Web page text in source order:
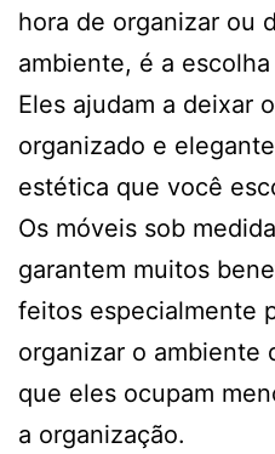
hora de organizar ou
ambiente, é a
Eles ajudam a deixar
organizado e
estética que você
Os móveis sob
garantem muitos
feitos especialmente
organizar o ambiente
que eles ocupam
a organização.